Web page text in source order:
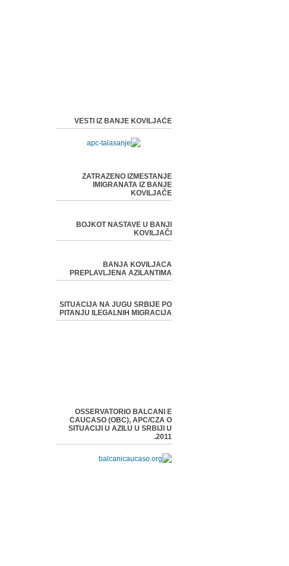
VESTI IZ BANJE KOVILJAČE
ZATRAZENO IZMESTANJE
IMIGRANATA IZ BANJE
KOVILJAČE
BOJKOT NASTAVE U BANJI
KOVILJAČI
BANJA KOVILJACA
PREPLAVLJENA AZILANTIMA
SITUACIJA NA JUGU SRBIJE PO
PITANJU ILEGALNIH MIGRACIJA
OSSERVATORIO BALCANI E
CAUCASO (OBC), APC/CZA O
SITUACIJI U AZILU U SRBIJI U
2011.